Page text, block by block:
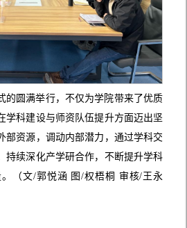
的圆满举行，不仅为学院带来了优质
学科建设与师资队伍提升方面迈出坚
部资源，调动内部潜力，通过学科交
持续深化产学研合作，不断提升学科
（文/郭悦涵 图/权梧桐 审核/王永